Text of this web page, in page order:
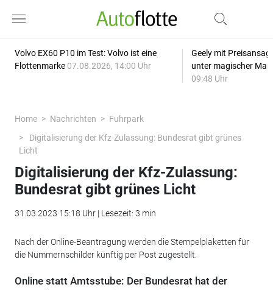
Volvo EX60 P10 im Test: Volvo ist eine
Flottenmarke 07.08.2026, 14:00 Uhr
Geely mit
unter magischer
09:48 Uhr
Home Nachrichten
Fuhrpark
Digitalisierung der Kfz-Zulassung: Bundesrat gibt grünes
Licht
Digitalisierung der Kfz-Zulassung:
Bundesrat gibt grünes Licht
31.03.2023 15:18 Uhr | Lesezeit: 3 min
Nach der Online-Beantragung werden die Stempelplaketten für
die Nummernschilder künftig per Post zugestellt.
Online statt Amtsstube: Der Bundesrat hat der